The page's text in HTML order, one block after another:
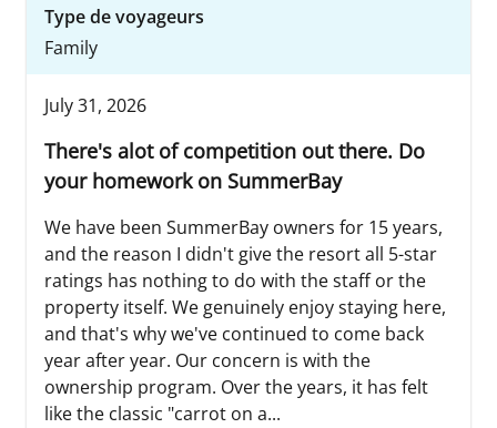
Type de voyageurs
Family
July 31, 2026
There's alot of competition out there. Do
your homework on SummerBay
We have been SummerBay owners for 15 years,
and the reason I didn't give the resort all 5-star
ratings has nothing to do with the staff or the
property itself. We genuinely enjoy staying here,
and that's why we've continued to come back
year after year. Our concern is with the
ownership program. Over the years, it has felt
like the classic "carrot on a...